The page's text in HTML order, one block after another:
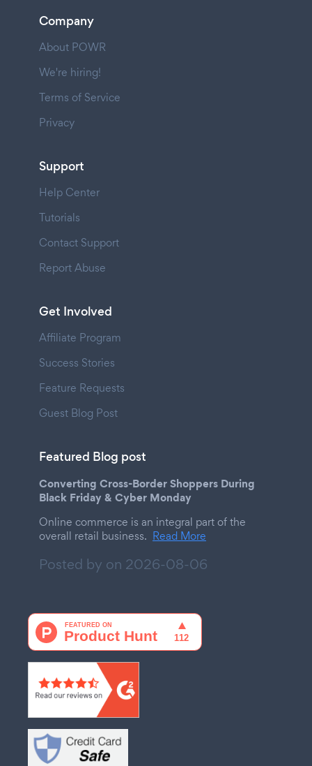
Company
About POWR
We're hiring!
Terms of Service
Privacy
Support
Help Center
Tutorials
Contact Support
Report Abuse
Get Involved
Affiliate Program
Success Stories
Feature Requests
Guest Blog Post
Featured Blog post
Converting Cross-Border Shoppers During
Black Friday & Cyber Monday
Online commerce is an integral part of the
overall retail business. Read More
Posted by on 2026-08-06